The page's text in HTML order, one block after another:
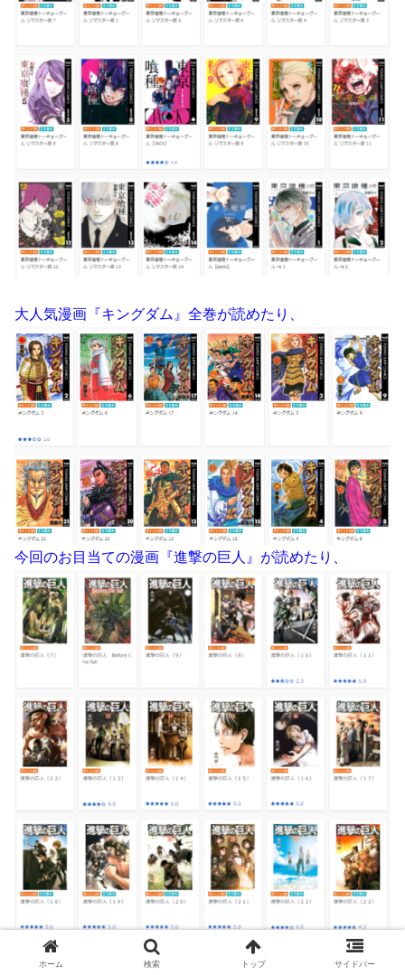
大人気漫画『キングダム』全巻が読めたり、
今回のお目当ての漫画『進撃の巨人』が読めたり、
ホーム 検索 トップ サイドバー